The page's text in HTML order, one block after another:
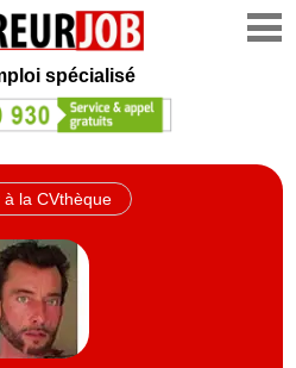
spécialisé
à la CVthèque